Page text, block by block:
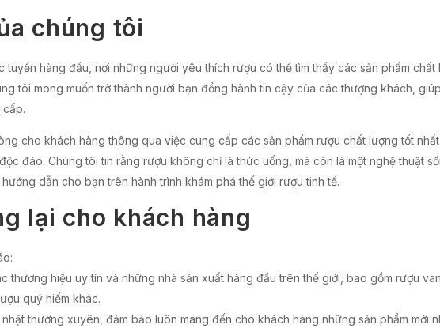
chúng tôi
hàng đầu, nơi những người yêu thích rượu có thể tìm thấy các sản phẩm chất
tôi mong muốn trở thành người bạn đồng hành tin cậy của các thượng khách,
cấp.
cho khách hàng thông qua việc cung cấp các sản phẩm rượu chất lượng tốt
đáo. Chúng tôi tin rằng rượu không chỉ là thức uống, mà còn là một nghệ thuật
dẫn cho bạn trên hành trình khám phá thế giới rượu tinh tế.
lại cho khách hàng
thương hiệu uy tín và những nhà sản xuất hàng đầu trên thế giới, bao gồm rượu
quý hiếm khác.
thường xuyên, đảm bảo luôn mang đến cho khách hàng những sản phẩm mới